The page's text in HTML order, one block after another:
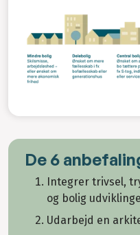
De 6
Integrer trivsel,
og bolig
Udarbejd en